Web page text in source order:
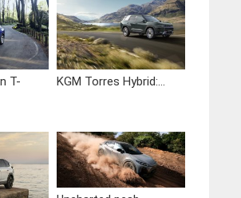
T-
KGM Torres Hybrid:...